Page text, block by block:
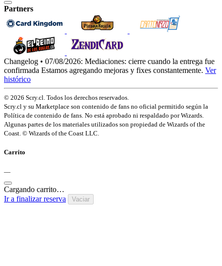
Partners
Changelog • 07/08/2026: Mediaciones: cierre cuando la entrega fue
confirmada Estamos agregando mejoras y fixes constantemente. Ver
histórico
© 2026 Scry.cl. Todos los derechos reservados.
Scry.cl y su Marketplace son contenido de fans no oficial permitido según la
Política de contenido de fans. No está aprobado ni respaldado por Wizards.
Algunas partes de los materiales utilizados son propiedad de Wizards of the
Coast. © Wizards of the Coast LLC.
Carrito
—
Cargando carrito…
Ir a finalizar reserva
Vaciar